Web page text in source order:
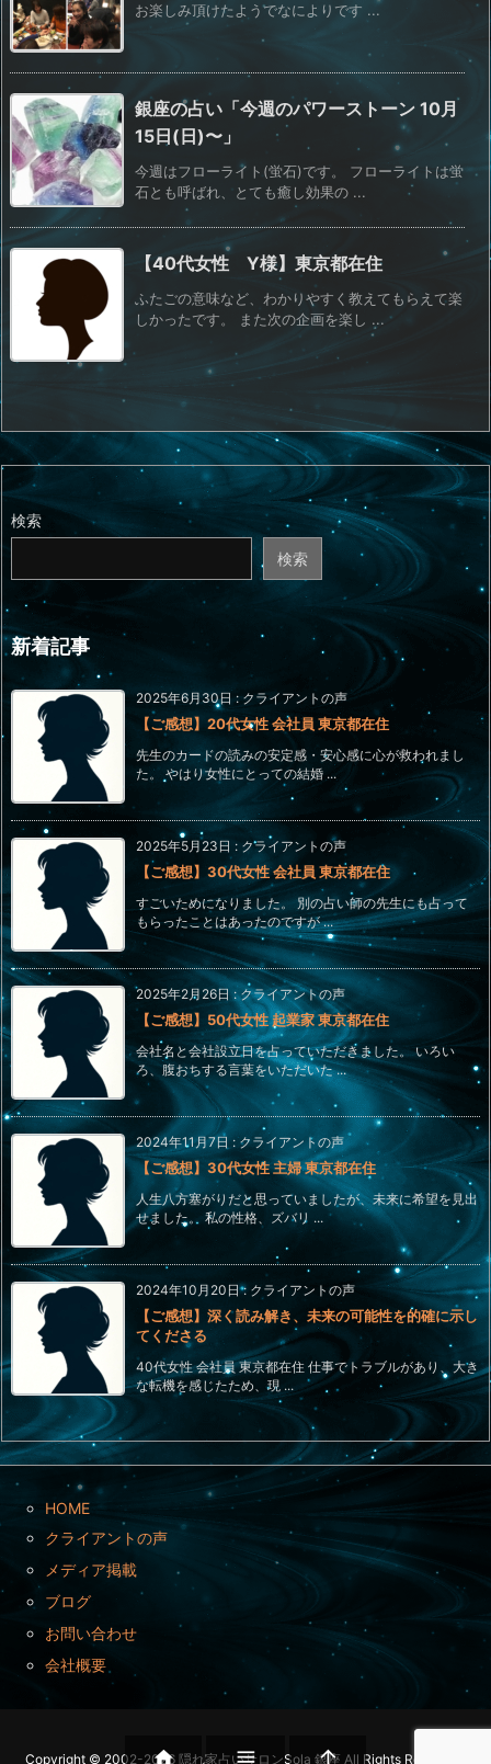
お楽しみ頂けたようでなによりです ...
銀座の占い「今週のパワーストーン 10月
15日(日)〜」
今週はフローライト(蛍石)です。 フローライトは蛍
石とも呼ばれ、とても癒し効果の ...
【40代女性 Y様】東京都在住
ふたごの意味など、わかりやすく教えてもらえて楽
しかったです。 また次の企画を楽し ...
検索
検索
新着記事
2025年6月30日 : クライアントの声
【ご感想】20代女性 会社員 東京都在住
先生のカードの読みの安定感・安心感に心が救われまし
た。 やはり女性にとっての結婚 ...
2025年5月23日 : クライアントの声
【ご感想】30代女性 会社員 東京都在住
すごいためになりました。 別の占い師の先生にも占って
もらったことはあったのですが ...
2025年2月26日 :クライアントの声
【ご感想】50代女性 起業家 東京都在住
会社名と会社設立日を占っていただきました。 いろい
ろ、腹おちする言葉をいただいた ...
2024年11月7日 :クライアントの声
【ご感想】30代女性 主婦 東京都在住
人生八方塞がりだと思っていましたが、未来に希望を見出
せました。 私の性格、ズバリ ...
2024年10月20日: クライアントの声
【ご感想】深く読み解き、未来の可能性を的確に示し
てくださる
40代女性 会社員 東京都在住 仕事でトラブルがあり、大き
な転機を感じたため、現 ...
HOME
クライアントの声
メディア掲載
ブログ
お問い合わせ
会社概要
Copyright © 2002-2026 隠れ家占いサロンSola 銀座 All Rights Reserved.
  